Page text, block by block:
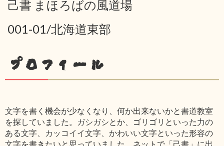
己書 まほろばの風道場
001-01/北海道東部
プロフィール
文字を書く機会が少なくなり、何か出来ないかと書道教室
を探していました。ガシガシとか、ゴリゴリといった力の
ある文字、カッコイイ文字、かわいい文字といった形容の
文字を書きたいと思っていました、ネットで「己書」に出